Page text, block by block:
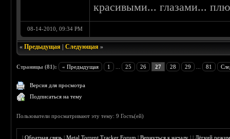
красивыми... глазами...
08-14-2010, 09:34 PM
«Предыдущая |Следующая »
Страницы (81): « Предыдущая 1 25 26 27 28 29 81
Версия для просмотра
Подписаться на тему
Пользователи просматривают эту тему: 9 Гость(ей)
|Обратная связь |Metal Torrent Tracker Forum |Вернуться к началу ||Лёгкий